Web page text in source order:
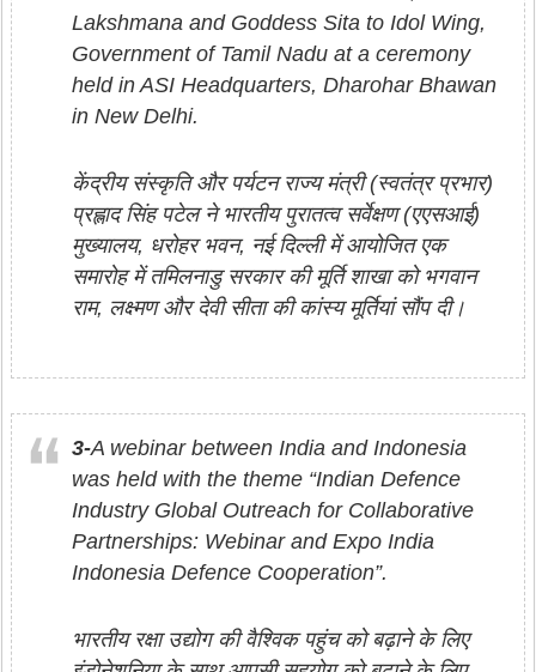
Lakshmana and Goddess Sita to Idol Wing,
Government of Tamil Nadu at a ceremony
held in ASI Headquarters, Dharohar Bhawan
in New Delhi.
केंद्रीय संस्कृति और पर्यटन राज्य मंत्री (स्वतंत्र प्रभार)
प्रह्लाद सिंह पटेल ने भारतीय पुरातत्व सर्वेक्षण (एएसआई)
मुख्यालय, धरोहर भवन, नई दिल्ली में आयोजित एक
समारोह में तमिलनाडु सरकार की मूर्ति शाखा को भगवान
राम, लक्ष्मण और देवी सीता की कांस्य मूर्तियां सौंप दी।
3-A webinar between India and Indonesia
was held with the theme “Indian Defence
Industry Global Outreach for Collaborative
Partnerships: Webinar and Expo India
Indonesia Defence Cooperation”.
भारतीय रक्षा उद्योग की वैश्विक पहुंच को बढ़ाने के लिए